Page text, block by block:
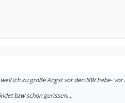
ich zu große Angst vor den NW habe-
bzw schon gerissen...